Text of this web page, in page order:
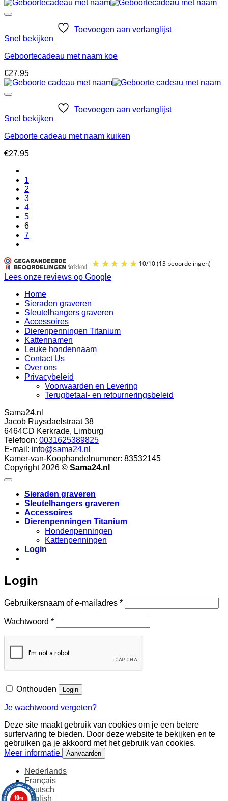
Toevoegen aan verlanglijst
Snel bekijken
Geboortecadeau met naam koe
€27.95
Toevoegen aan verlanglijst
Snel bekijken
Geboorte cadeau met naam kuiken
€27.95
1
2
3
4
5
6
7
Lees onze reviews op Google
Home
Sieraden graveren
Sleutelhangers graveren
Accessoires
Dierenpenningen Titanium
Kattennamen
Leuke hondennaam
Contact Us
Over ons
Privacybeleid
Voorwaarden en Levering
Terugbetaal- en retourneringsbeleid
Sama24.nl
Jacob Ruysdaelstraat 38
6464CD Kerkrade, Limburg
Telefoon: 0031625389825
E-mail: info@sama24.nl
Kamer-van-Koophandelnummer: 83532145
Copyright 2026 © Sama24.nl
Sieraden graveren
Sleutelhangers graveren
Accessoires
Dierenpenningen Titanium
Hondenpenningen
Kattenpenningen
Login
Login
Gebruikersnaam of e-mailadres *Vereist
Wachtwoord *Vereist
Onthouden Login
Je wachtwoord vergeten?
Deze site maakt gebruik van cookies om je een betere
surfervaring te bieden. Door deze website te bekijken en te
gebruiken ga je akkoord met het gebruik van cookies.
Meer informatie
Aanvaarden
Nederlands
Français
Deutsch
English
10/10